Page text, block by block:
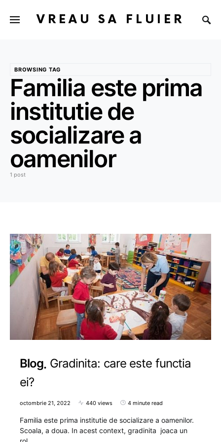
VREAU SA FLUIER
BROWSING TAG
Familia este prima
institutie de
socializare a
oamenilor
1 post
Blog Gradinita: care este functia
ei?
octombrie 21, 2022 440 views 4 minute read
Familia este prima institutie de socializare a oamenilor.
Scoala, a doua. In acest context, gradinita joaca un